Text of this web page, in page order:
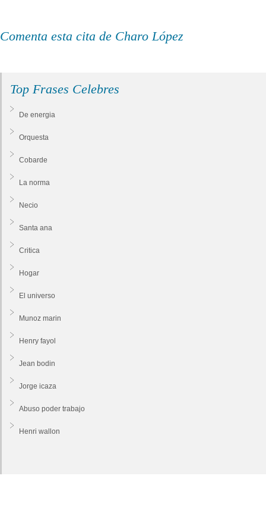
Comenta esta cita de Charo López
Top Frases Celebres
De energia
Orquesta
Cobarde
La norma
Necio
Santa ana
Critica
Hogar
El universo
Munoz marin
Henry fayol
Jean bodin
Jorge icaza
Abuso poder trabajo
Henri wallon